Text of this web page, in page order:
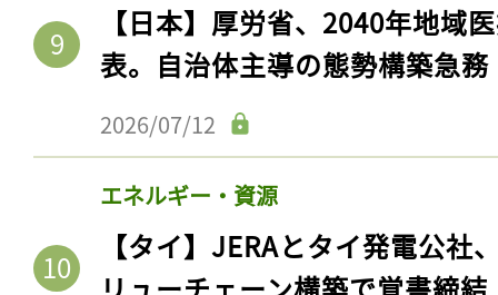
【日本】厚労省、2040年地域
表。自治体主導の態勢構築急務
2026/07/12
エネルギー・資源
【タイ】JERAとタイ発電公社